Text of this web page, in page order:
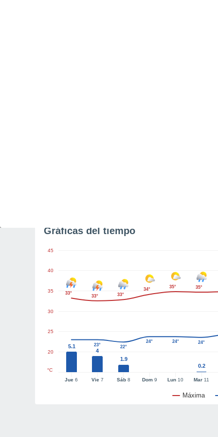
Gráficas del tiempo
Máxima
Jue 6 Vie7 Sáb8 Dom9 Lun 10 Mar 11
20
25
30
35
40
45
°C
5.1
4
1.9
0.2
33°
33° 33°
34° 35° 35°
23° 22°
24° 24° 24°